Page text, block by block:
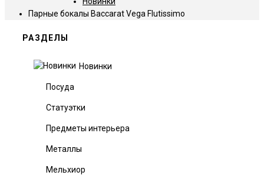
Парные бокалы Baccarat Vega Flutissimo
РАЗДЕЛЫ
Новинки
Посуда
Статуэтки
Предметы интерьера
Металлы
Мельхиор